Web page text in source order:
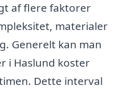
af flere faktorer
materialer
Generelt kan man
i Haslund koster
Dette interval